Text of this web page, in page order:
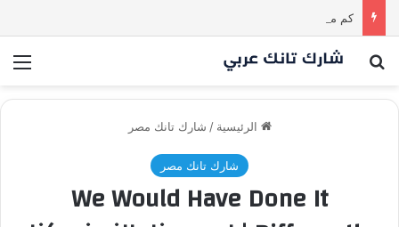
كم مليون سمعت خلال دقيقة واحدة؟ | شارك تانك العراق
بحث عن
الرئيسية / شارك تانك مصر
شارك تانك مصر
We Would Have Done It